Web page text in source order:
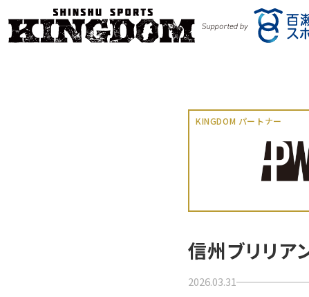
KINGDOM パートナー
信州ブリリ
2026.03.31